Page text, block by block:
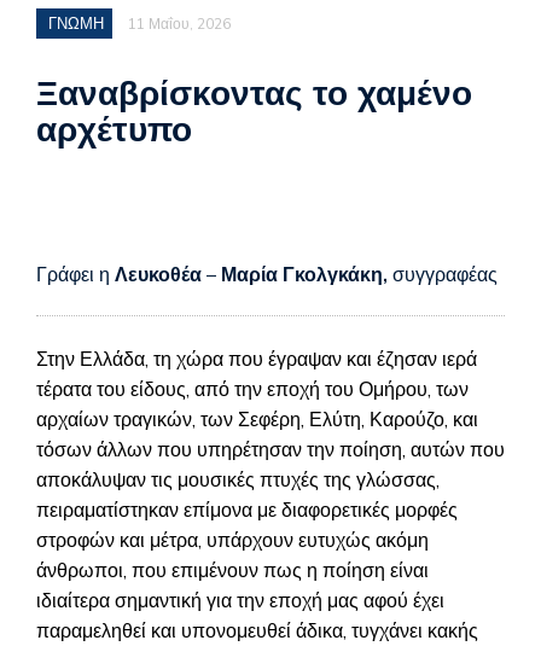
ΓΝΩΜΗ 11 Μαΐου, 2026
Ξαναβρίσκοντας το χαμένο
αρχέτυπο
Γράφει η Λευκοθέα– Μαρία Γκολγκάκη, συγγραφέας
Στην Ελλάδα, τη χώρα που έγραψαν και έζησαν ιερά
τέρατα του είδους, από την εποχή του Ομήρου, των
αρχαίων τραγικών, των Σεφέρη, Ελύτη, Καρούζο, και
τόσων άλλων που υπηρέτησαν την ποίηση, αυτών που
αποκάλυψαν τις μουσικές πτυχές της γλώσσας,
πειραματίστηκαν επίμονα με διαφορετικές μορφές
στροφών και μέτρα, υπάρχουν ευτυχώς ακόμη
άνθρωποι, που επιμένουν πως η ποίηση είναι
ιδιαίτερα σημαντική για την εποχή μας αφού έχει
παραμεληθεί και υπονομευθεί άδικα, τυγχάνει κακής